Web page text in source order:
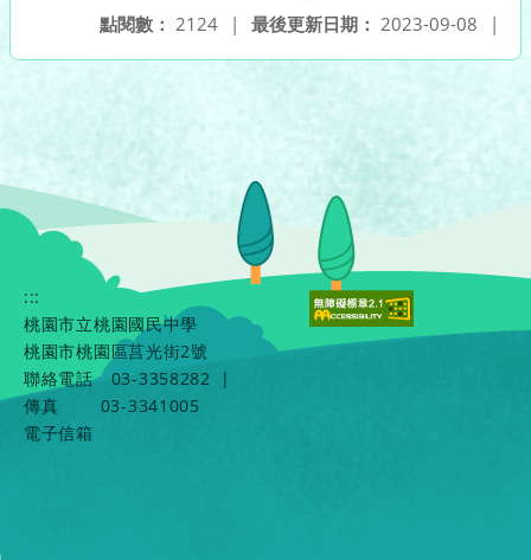
最後更新日期： 2023-09-08 |
點閱數： 2124 |
:::
桃園市立桃園國民中學
桃園市桃園區莒光街2號
聯絡電話
03-3358282
|
傳真
03-3341005
電子信箱